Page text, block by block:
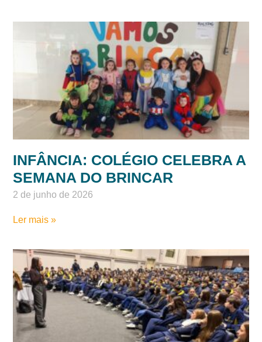
INFÂNCIA: COLÉGIO CELEBRA A
SEMANA DO BRINCAR
2 de junho de 2026
Ler mais »